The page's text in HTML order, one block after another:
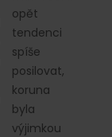
opět
tendenci
spíše
posilovat,
koruna
byla
výjimkou